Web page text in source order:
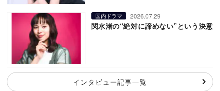
国内ドラマ 2026.07.29
関水渚の“絶対に諦めない”という決意
インタビュー記事一覧